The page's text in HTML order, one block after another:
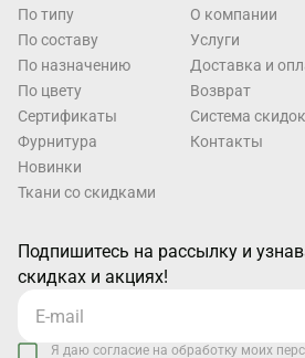
По типу
По составу
По назначению
По цвету
Cертификаты
Фурнитура
Новинки
Ткани со скидками
О компании
Услуги
Доставка и
Возврат
Система скидок
Контакты
Подпишитесь на рассылку и
скидках и акциях!
Я даю согласие на обработку моих